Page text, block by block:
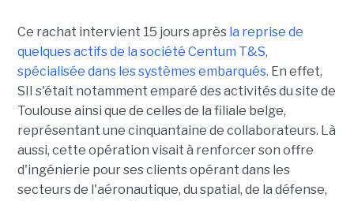
Ce rachat intervient 15 jours après la reprise de
quelques actifs de la société Centum T&S,
spécialisée dans les systèmes embarqués. En effet,
SII s'était notamment emparé des activités du site de
Toulouse ainsi que de celles de la filiale belge,
représentant une cinquantaine de collaborateurs. Là
aussi, cette opération visait à renforcer son offre
d'ingénierie pour ses clients opérant dans les
secteurs de l'aéronautique, du spatial, de la défense,